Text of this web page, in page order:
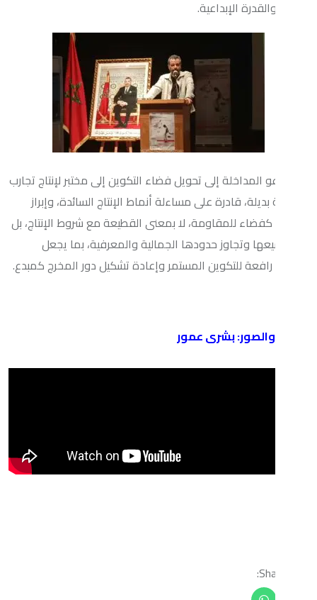
الإبداعية.
إلى تحويل فضاء التكوين إلى مختبر لإنتاج تجارب
قادرة على مساءلة أنماط الإنتاج السائدة، وإبراز
للمقاومة، لا بمعنى القطيعة مع شروط الإنتاج، بل
حدودها الجمالية والمعرفية، بما يجعل
للتكوين المستمر وإعادة تشكيل دور المخرج كمبدع.
بشرى عمور